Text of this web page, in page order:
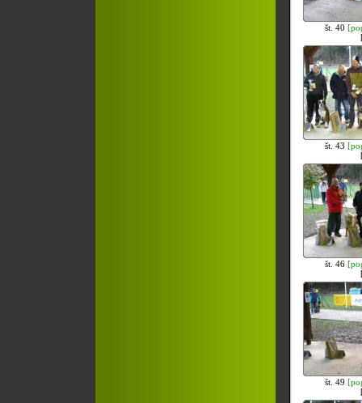
št. 40
št. 43
št. 46
št. 49